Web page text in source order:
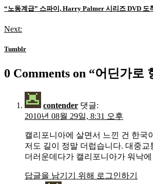
탐
색
“노동계급” 스파이, Harry Palmer 시리즈 DVD 도
Next:
Tumblr
0 Comments on “어딘가로
contender 댓글:
2010년 08월 29일, 8:31 오후
캘리포니아에 살면서 느낀 건 한국
저도 길이 정말 더럽습니다. 대중
더러운데다가 캘리포니아가 워낙
답글을 남기기 위해 로그인하기